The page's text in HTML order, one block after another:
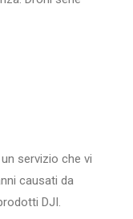
servizio che vi
causati da
DJI.